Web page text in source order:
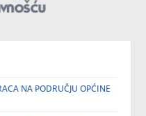
NA PODRUČJU OPĆINE